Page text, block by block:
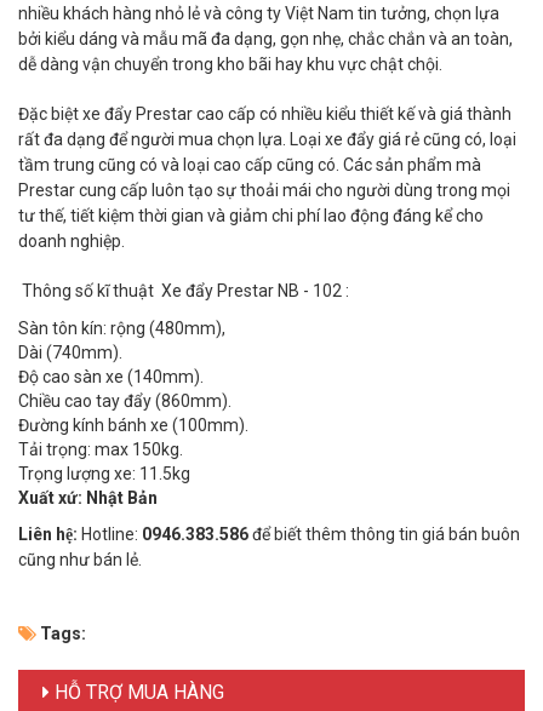
nhiều khách hàng nhỏ lẻ và công ty Việt Nam tin tưởng, chọn lựa
bởi kiểu dáng và mẫu mã đa dạng, gọn nhẹ, chắc chắn và an toàn,
dễ dàng vận chuyển trong kho bãi hay khu vực chật chội.
Đặc biệt xe đẩy Prestar cao cấp có nhiều kiểu thiết kế và giá thành
rất đa dạng để người mua chọn lựa. Loại xe đẩy giá rẻ cũng có, loại
tầm trung cũng có và loại cao cấp cũng có. Các sản phẩm mà
Prestar cung cấp luôn tạo sự thoải mái cho người dùng trong mọi
tư thế, tiết kiệm thời gian và giảm chi phí lao động đáng kể cho
doanh nghiệp.
Thông số kĩ thuật Xe đẩy Prestar NB - 102 :
Sàn tôn kín: rộng (480mm),
Dài (740mm).
Độ cao sàn xe (140mm).
Chiều cao tay đẩy (860mm).
Đường kính bánh xe (100mm).
Tải trọng: max 150kg.
Trọng lượng xe: 11.5kg
Xuất xứ: Nhật Bản
Liên hệ: Hotline: 0946.383.586để biết thêm thông tin giá bán buôn
cũng như bán lẻ.
Tags:
HỖ TRỢ MUA HÀNG